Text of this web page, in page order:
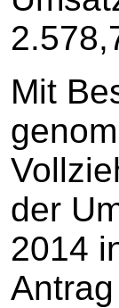
Mit
der
2014